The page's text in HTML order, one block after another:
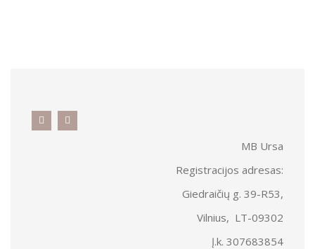
MB Ursa
Registracijos adresas:
Giedraičių g. 39-R53,
Vilnius, LT-09302
Į.k. 307683854